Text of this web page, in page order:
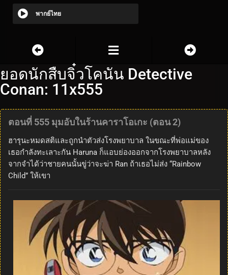
พากย์ไทย
ยอดนักสืบจิ๋วโคนัน Detective
Conan: 11x555
ตอนที่ 555 มุมอับในร้านคาราโอเกะ (ตอน 2)
ฮารุนะหมดสติและถูกนำตัวส่งโรงพยาบาล ในขณะที่พ่อแม่ของ
เธอกำลังทะเลาะกัน Haruna ก็แอบย่องออกจากโรงพยาบาลหลัง
จากจำได้ว่าชายคนนั้นขู่ว่าจะฆ่า Ran ถ้าเธอไม่ส่ง “Rainbow
Child” ให้เขา